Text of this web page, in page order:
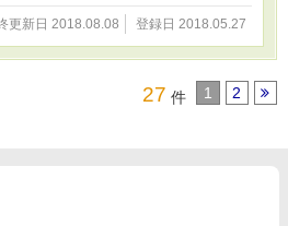
更新日 2018.08.08 登録日 2018.05.27
27 件 1 2